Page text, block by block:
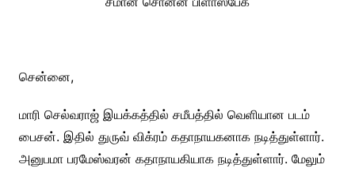
சென்னை,
மாரி செல்வராஜ் இயக்கத்தில் சமீபத்தில் வெளியான படம்
பைசன். இதில் துருவ் விக்ரம் கதாநாயகனாக நடித்துள்ளார்.
அனுபமா பரமேஸ்வரன் கதாநாயகியாக நடித்துள்ளார். மேலும்